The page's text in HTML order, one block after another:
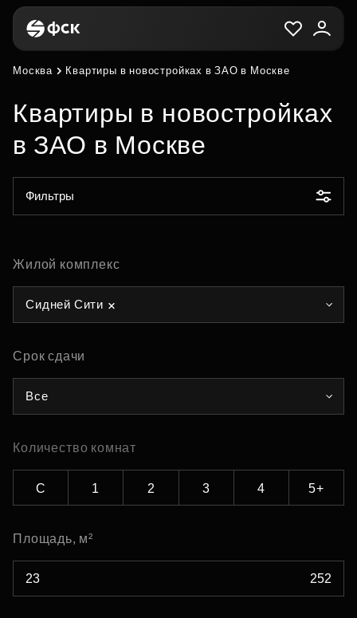
Москва Квартиры в новостройках в ЗАО в Москве
Квартиры в новостройках
в ЗАО в Москве
Фильтры
Жилой комплекс
Сидней Сити
Срок сдачи
Все
Количество комнат
С 1 2 3 4 5+
Площадь, м²